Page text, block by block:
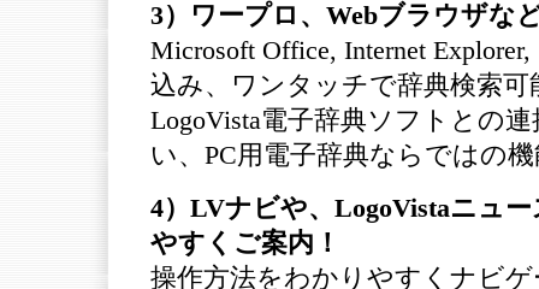
3）ワープロ、Webブラウザな
Microsoft Office, Internet
込み、ワンタッチで辞典検索可
LogoVista電子辞典ソフトとの
い、PC用電子辞典ならではの
4）LVナビや、LogoVistaニュ
やすくご案内！
操作方法をわかりやすくナビ